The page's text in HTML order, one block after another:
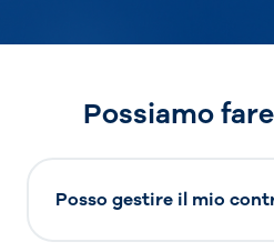
Possiamo
Posso gestire il mio